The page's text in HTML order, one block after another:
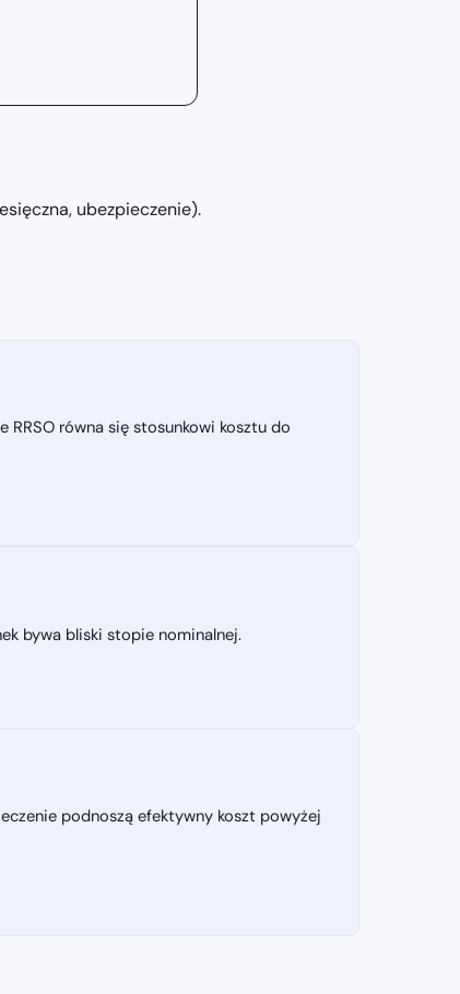
ubezpieczenie).
RRSO równa się stosunkowi kosztu do
bywa bliski stopie nominalnej.
podnoszą efektywny koszt powyżej